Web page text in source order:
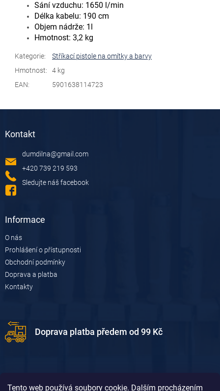
Tento web používá soubory cookie. Dalším procházením
Sání vzduchu: 1650 l/min
Délka kabelu: 190 cm
Objem nádrže: 1l
Hmotnost: 3,2 kg
Kategorie:
Stříkací pistole na omítky a barvy
Hmotnost:
4 kg
EAN: 5901638114723
Kontakt
dumdilna@gmail.com
+420 739 219 593
Sledujte náš facebook
Informace
O nás
Prohlášení o přístupnosti
Obchodní podmínky
Doprava a platba
Kontakty
Doprava platba předem od 99 Kč